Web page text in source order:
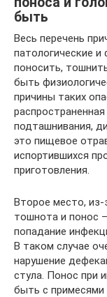
быть
Весь перечень
патологические
поносить,
быть
причины таких
подташнивания,
это пищевое
испортившихся
приготовления.
Второе место, из-
тошнота и понос
попадание
В таком случае
нарушение
стула. Понос при
быть с примесями